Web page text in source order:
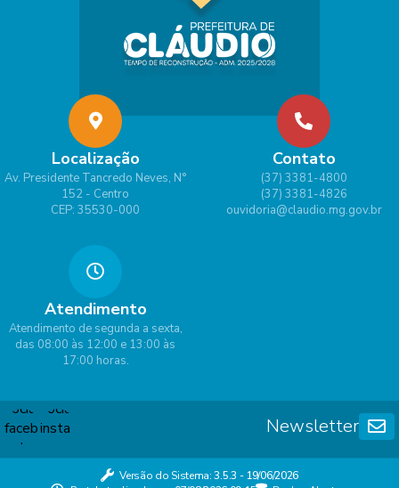
Localização
Av. Presidente Tancredo Neves, N°
152 - Centro
CEP: 35530-000
Contato
(37) 3381-4800
(37) 3381-4826
ouvidoria@claudio.mg.gov.br
Atendimento
Atendimento de segunda a sexta,
das 08:00 às 12:00 e 13:00 às
17:00 horas.
Newsletter
Versão do Sistema:3.5.3 - 19/06/2026